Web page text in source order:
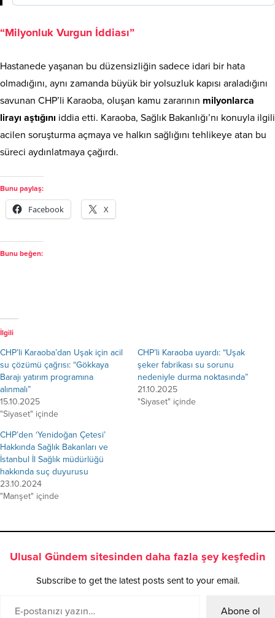
“Milyonluk Vurgun İddiası”
Hastanede yaşanan bu düzensizliğin sadece idari bir hata
olmadığını, aynı zamanda büyük bir yolsuzluk kapısı araladığını
savunan CHP’li Karaoba, oluşan kamu zararının milyonlarca
lirayı aştığını iddia etti. Karaoba, Sağlık Bakanlığı’nı konuyla ilgili
acilen soruşturma açmaya ve halkın sağlığını tehlikeye atan bu
süreci aydınlatmaya çağırdı.
Bunu paylaş:
Facebook X
Bunu beğen:
İlgili
CHP’li Karaoba’dan Uşak için acil
su çözümü çağrısı: “Gökkaya
Barajı yatırım programına
alınmalı”
15.10.2025
"Siyaset" içinde
CHP’li Karaoba uyardı: “Uşak
şeker fabrikası su sorunu
nedeniyle durma noktasında”
21.10.2025
"Siyaset" içinde
CHP’den ‘Yenidoğan Çetesi’
Hakkında Sağlık Bakanları ve
İstanbul İl Sağlık müdürlüğü
hakkında suç duyurusu
23.10.2024
"Manşet" içinde
Ulusal Gündem sitesinden daha fazla şey keşfedin
Subscribe to get the latest posts sent to your email.
Abone ol